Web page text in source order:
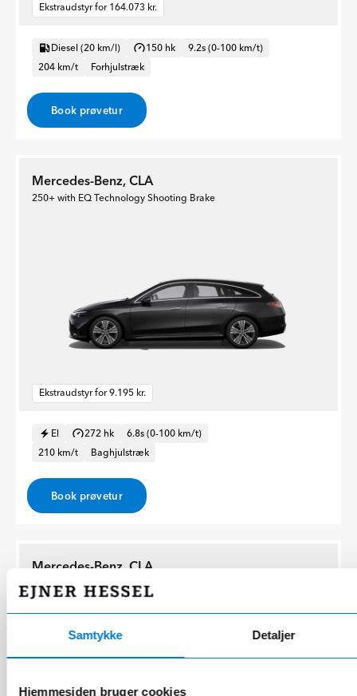
Samtykke Detaljer
Hjemmesiden bruger cookies
Ekstraudstyr for 164.073 kr.
Diesel (20 km/l) 150 hk
9.2s (0-100 km/t)
204 km/t
Forhjulstræk
Book prøvetur
Mercedes-Benz, CLA
250+ with EQ Technology Shooting Brake
Ekstraudstyr for 9.195 kr.
El 272 hk
6.8s (0-100 km/t)
210 km/t
Baghjulstræk
Book prøvetur
Mercedes-Benz, CLA
250+ with EQ Technology Shooting Brake